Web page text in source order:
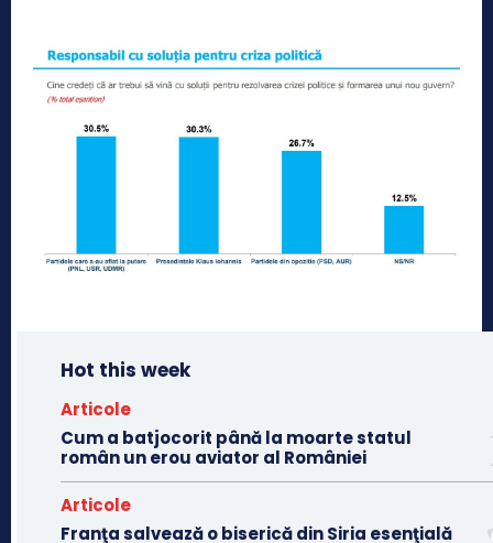
Hot this week
Articole
Cum a batjocorit până la moarte statul
român un erou aviator al României
Articole
Franţa salvează o biserică din Siria esenţială